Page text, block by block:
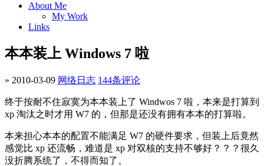
About Me
My Work
Links
本本装上 Windows 7 啦
» 2010-03-09 网络日志 144条评论
终于按耐不住寂寞为本本装上了 Windwos 7 啦，本来是打算到
xp 淘汰之时才用 W7 的，但那是还没有拥有本本的打算啦。
本来担心本本的配置不能满足 W7 的硬件要求，但装上后竟然
感觉比 xp 还流畅，难道是 xp 对双核的支持不够好？？？很久
没折腾系统了，不得而知了。